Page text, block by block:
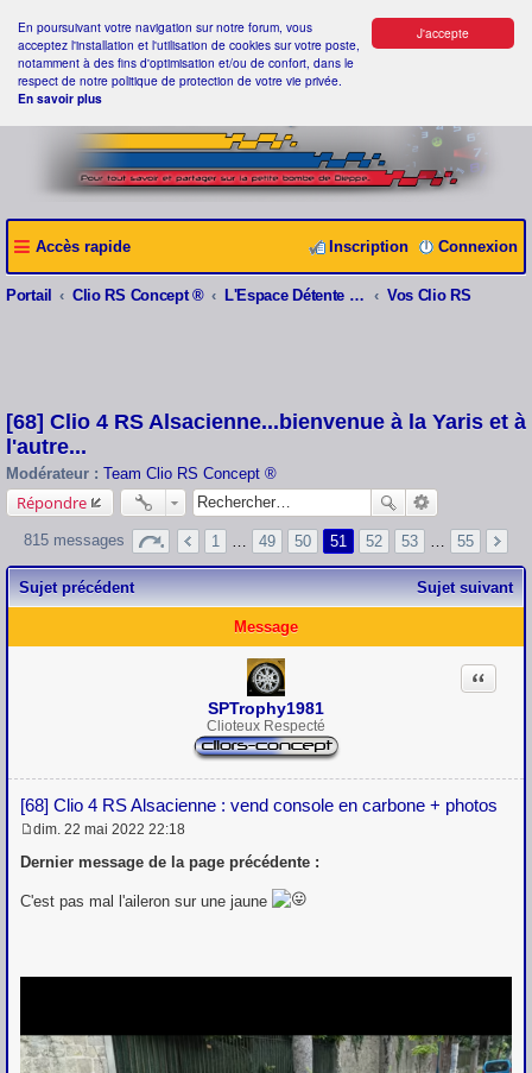
J'accepte
En poursuivant votre navigation sur notre forum, vous
acceptez l'installation et l'utilisation de cookies sur votre poste,
notamment à des fins d'optimisation et/ou de confort, dans le
respect de notre politique de protection de votre vie privée.
En savoir plus
Accès rapide Connexion
Inscription
Portail Clio RS Concept ® L'Espace Détente Clio RS Concept ® Vos Clio RS
[68] Clio 4 RS Alsacienne...bienvenue à la Yaris et à
l'autre...
Modérateur : Team Clio RS Concept ®
Répondre
815 messages 1 49 50 51 52 53 55
Sujet précédent Sujet suivant
Message
SPTrophy1981
Clioteux Respecté
[68] Clio 4 RS Alsacienne : vend console en carbone + photos
Citation
e
a
dim. 22 mai 2022 22:18
Dernier message de la page précédente :
C'est pas mal l'aileron sur une jaune